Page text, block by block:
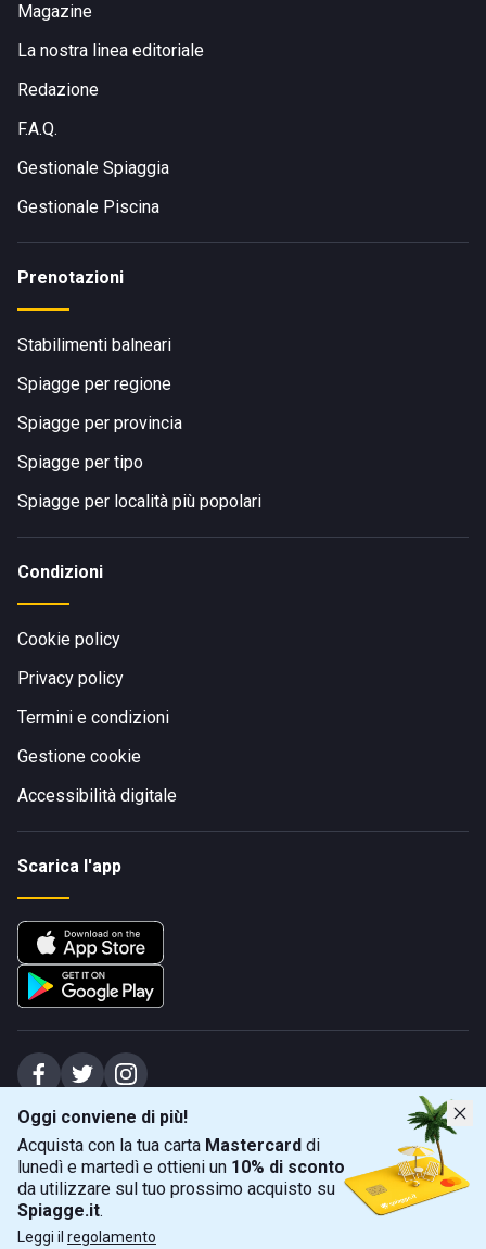
Oggi conviene di più!
Acquista con la tua carta Mastercard di
lunedì e martedì e ottieni un 10% di sconto
da utilizzare sul tuo prossimo acquisto su
Spiagge.it.
Leggi il regolamento
Magazine
La nostra linea editoriale
Redazione
F.A.Q.
Gestionale Spiaggia
Gestionale Piscina
Prenotazioni
Stabilimenti balneari
Spiagge per regione
Spiagge per provincia
Spiagge per tipo
Spiagge per località più popolari
Condizioni
Cookie policy
Privacy policy
Termini e condizioni
Gestione cookie
Accessibilità digitale
Scarica l'app
Spiagge Srl - Sede legale: Via Marecchiese 48, 47923 Rimini (RN), IT -
capitale sociale Euro 31245,57 - Iscritta al registro delle imprese di Rimini
Sede operativa: Via Flaminia 180, 47924 Rimini (RN), IT
+39 0541 772375
info@spiagge.it - p.i./c.f. 04536640404
© 2026 Spiagge Srl. Tutti i diritti riservati.